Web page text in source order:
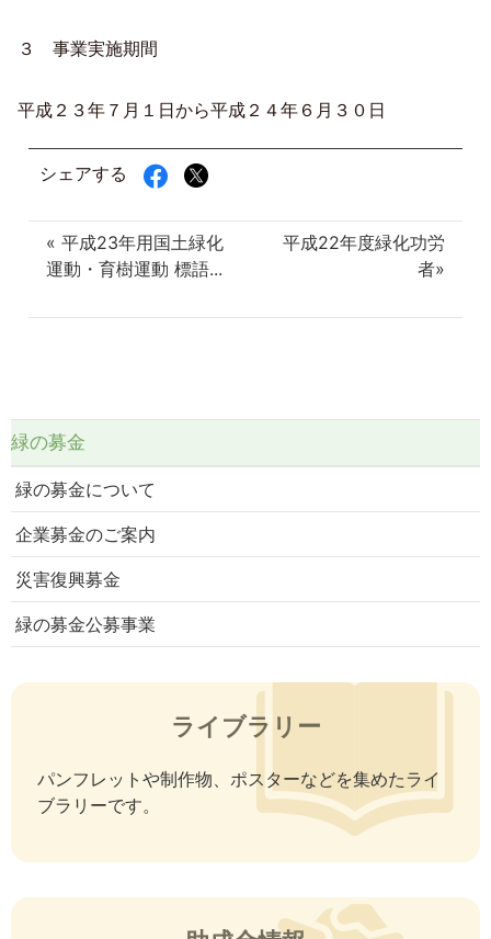
３ 事業実施期間
平成２３年７月１日から平成２４年６月３０日
シェアする
« 平成23年用国土緑化
運動・育樹運動 標語...
平成22年度緑化功労
者»
緑の募金
緑の募金について
企業募金のご案内
災害復興募金
緑の募金公募事業
ライブラリー
パンフレットや制作物、ポスターなどを集めたライ
ブラリーです。